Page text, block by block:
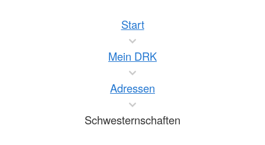
Start
Mein DRK
Adressen
Schwesternschaften